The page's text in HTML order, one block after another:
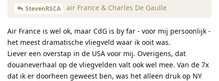
StevenRSCA air France & Charles De Gaulle
Air France is wel ok, maar CdG is by far - voor mij persoonlijk -
het meest dramatische vliegveld waar ik ooit was.
Liever een overstap in de USA voor mij. Overigens, dat
douaneverhaal op de vliegvelden valt ook wel mee. Van de 7x
dat ik er doorheen geweest ben, was het alleen druk op NY